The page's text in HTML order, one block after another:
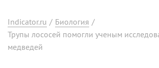
Indicator.ru / Биология /
Трупы лососей помогли ученым
медведей